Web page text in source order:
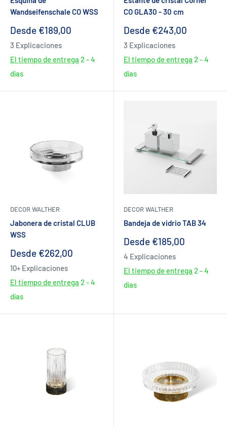
Wandseifenschale CO WSS
Precio
venta
Desde €189,00
3 Explicaciones
El tiempo de entrega 2 - 4
días
CO GLA30 - 30 cm
Precio
venta
Desde €243,00
3 Explicaciones
El tiempo de entrega 2 - 4
días
DECOR WALTHER
Jabonera de cristal CLUB
WSS
Precio
venta
Desde €262,00
10+ Explicaciones
El tiempo de entrega 2 - 4
días
DECOR WALTHER
Bandeja de vidrio TAB 34
Precio
venta
Desde €185,00
4 Explicaciones
El tiempo de entrega 2 - 4
días